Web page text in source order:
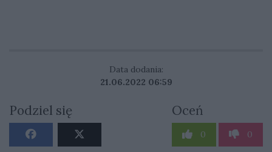
Data dodania:
21.06.2022 06:59
Podziel się Oceń
0 0